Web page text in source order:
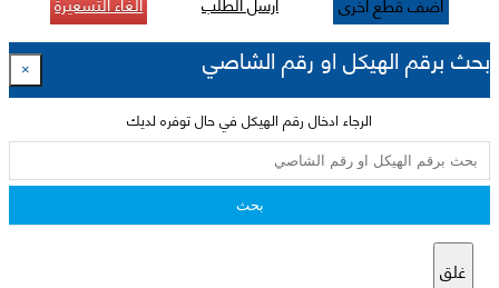
بحث برقم الهيكل او رقم الشاصي ×
الرجاء ادخال رقم الهيكل في حال توفره لديك
بحث
غلق